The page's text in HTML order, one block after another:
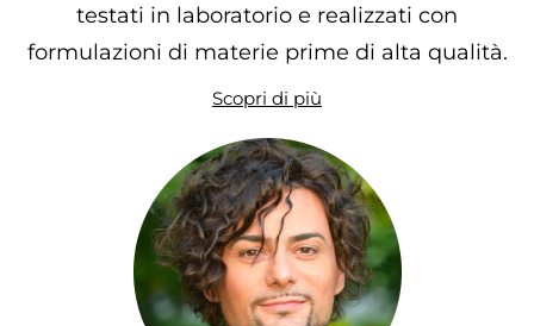
testati in laboratorio e realizzati con
formulazioni di materie prime di alta qualità.
Scopri di più